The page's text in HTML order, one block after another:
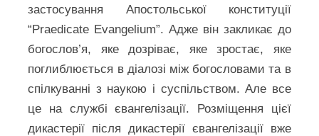
застосування Апостольської конституції
“Praedicate Evangelium”. Адже він закликає до
богослов’я, яке дозріває, яке зростає, яке
поглиблюється в діалозі між богословами та в
спілкуванні з наукою і суспільством. Але все
це на службі євангелізації. Розміщення цієї
дикастерії після дикастерії євангелізації вже